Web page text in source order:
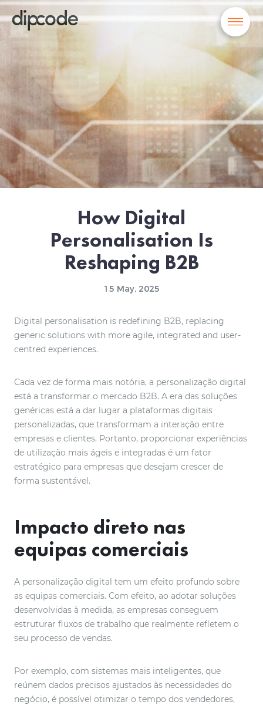
How Digital
Personalisation Is
Reshaping B2B
15 May, 2025
Digital personalisation is redefining B2B, replacing
generic solutions with more agile, integrated and user-
centred experiences.
Cada vez de forma mais notória, a personalização digital
está a transformar o mercado B2B. A era das soluções
genéricas está a dar lugar a plataformas digitais
personalizadas, que transformam a interação entre
empresas e clientes. Portanto, proporcionar experiências
de utilização mais ágeis e integradas é um fator
estratégico para empresas que desejam crescer de
forma sustentável.
Impacto direto nas
equipas comerciais
A personalização digital tem um efeito profundo sobre
as equipas comerciais. Com efeito, ao adotar soluções
desenvolvidas à medida, as empresas conseguem
estruturar fluxos de trabalho que realmente refletem o
seu processo de vendas.
Por exemplo, com sistemas mais inteligentes, que
reúnem dados precisos ajustados às necessidades do
negócio, é possível otimizar o tempo dos vendedores,